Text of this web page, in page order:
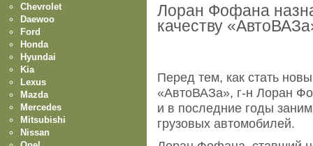
Лоран Фофана
качеству
Перед тем, как стать
«АвтоВАЗа», г-н Лоран
и в последние годы
грузовых автомобилей.
Chevrolet
Daewoo
Ford
Honda
Hyundai
Kia
Lexus
Mazda
Mercedes
Mitsubishi
Nissan